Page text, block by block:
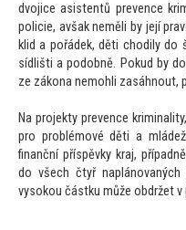
dvojice asistentů prevence
policie, avšak neměli by její
klid a pořádek, děti chodily do
sídlišti a podobně. Pokud by
ze zákona nemohli zasáhnout,
Na projekty prevence
pro problémové děti a
finanční příspěvky kraj,
do všech čtyř
vysokou částku může obdržet